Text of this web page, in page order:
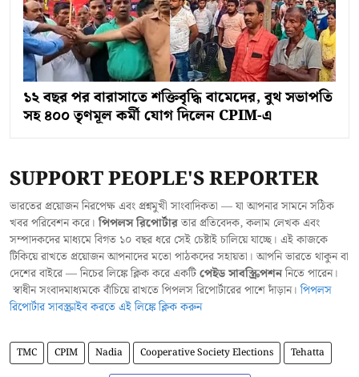
১২ বছর পর বারাসাতে শক্তিবৃদ্ধি বামেদের, বুথ সভাপতি
সহ ৪০০ তৃণমূল কর্মী যোগ দিলেন CPIM-এ
SUPPORT PEOPLE'S REPORTER
ভারতের প্রয়োজন নিরপেক্ষ এবং প্রশ্নমুখী সাংবাদিকতা — যা আপনার সামনে সঠিক
খবর পরিবেশন করে।পিপলস রিপোর্টারতার প্রতিবেদক, কলাম লেখক এবং
সম্পাদকদের মাধ্যমে বিগত ১০ বছর ধরে সেই চেষ্টাই চালিয়ে যাচ্ছে। এই কাজকে
টিকিয়ে রাখতে প্রয়োজন আপনাদের মতো পাঠকদের সহায়তা। আপনি ভারতে থাকুন বা
দেশের বাইরে — নিচের লিঙ্কে ক্লিক করে একটিপেইড সাবস্ক্রিপশননিতে পারেন।
স্বাধীন সংবাদমাধ্যমকে বাঁচিয়ে রাখতে পিপলস রিপোর্টারের পাশে দাঁড়ান।পিপলস
রিপোর্টার সাবস্ক্রাইব করতে এই লিঙ্কে ক্লিক করুন
TMC CPIM Nadia Cooperative Society Elections Tehatta